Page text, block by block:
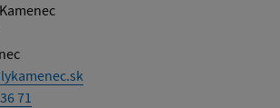
71